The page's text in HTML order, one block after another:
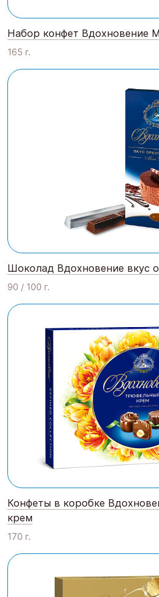
Набор конфет Вдохновение
165 г.
Шоколад Вдохновение вкус
90 / 100 г.
Конфеты в коробке
крем
170 г.